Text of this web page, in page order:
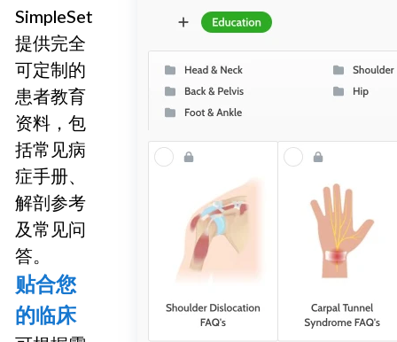
SimpleSet
提供完全
可定制的
患者教育
资料，包
括常见病
症手册、
解剖参考
及常见问
答。
贴合您
的临床